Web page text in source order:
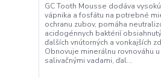
GC Tooth Mousse dodáva
vápnika a fosfátu na potrebné
ochranu zubov, pomáha
acidogénnych baktérií
ďalších vnútorných a vonkajších
Obnovuje minerálnu rovnováhu
salivačnými vadami, ďal...